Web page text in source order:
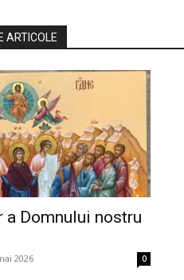
ARTICOLE
a Domnului nostru
2026 0